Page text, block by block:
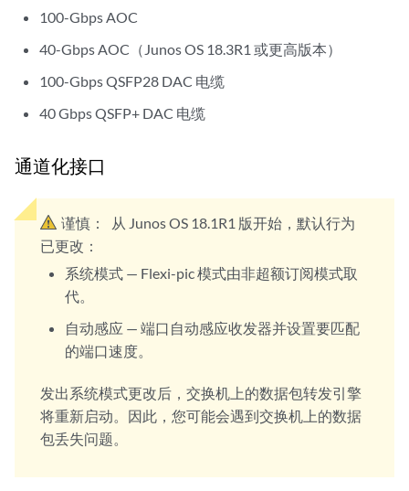
100-Gbps AOC
40-Gbps AOC（Junos OS 18.3R1 或更高版本）
100-Gbps QSFP28 DAC 电缆
40 Gbps QSFP+ DAC 电缆
通道化接口
谨慎：
从 Junos OS 18.1R1 版开始，默认行为
已更改：
系统模式 — Flexi-pic 模式由非超额订阅模式取
代。
自动感应 — 端口自动感应收发器并设置要匹配
的端口速度。
发出系统模式更改后，交换机上的数据包转发引擎
将重新启动。因此，您可能会遇到交换机上的数据
包丢失问题。